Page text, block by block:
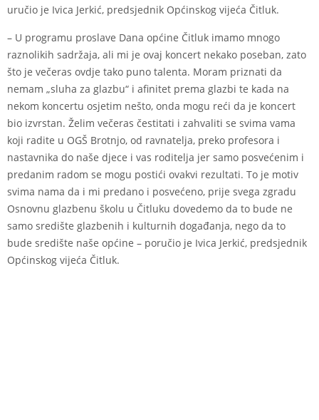
uručio je Ivica Jerkić, predsjednik Općinskog vijeća Čitluk.
– U programu proslave Dana općine Čitluk imamo mnogo
raznolikih sadržaja, ali mi je ovaj koncert nekako poseban, zato
što je večeras ovdje tako puno talenta. Moram priznati da
nemam „sluha za glazbu“ i afinitet prema glazbi te kada na
nekom koncertu osjetim nešto, onda mogu reći da je koncert
bio izvrstan. Želim večeras čestitati i zahvaliti se svima vama
koji radite u OGŠ Brotnjo, od ravnatelja, preko profesora i
nastavnika do naše djece i vas roditelja jer samo posvećenim i
predanim radom se mogu postići ovakvi rezultati. To je motiv
svima nama da i mi predano i posvećeno, prije svega zgradu
Osnovnu glazbenu školu u Čitluku dovedemo da to bude ne
samo središte glazbenih i kulturnih događanja, nego da to
bude središte naše općine – poručio je Ivica Jerkić, predsjednik
Općinskog vijeća Čitluk.